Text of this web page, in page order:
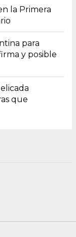
la Primera
para
y posible
que